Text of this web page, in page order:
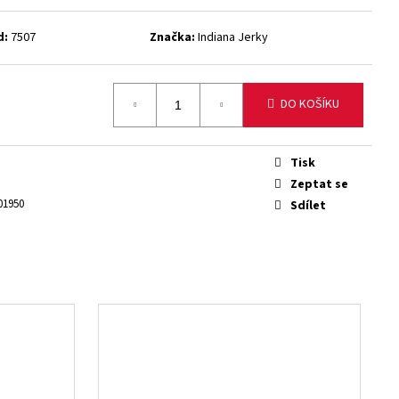
7507 Značka: Indiana Jerky
DO KOŠÍKU
Tisk
Zeptat se
Sdílet